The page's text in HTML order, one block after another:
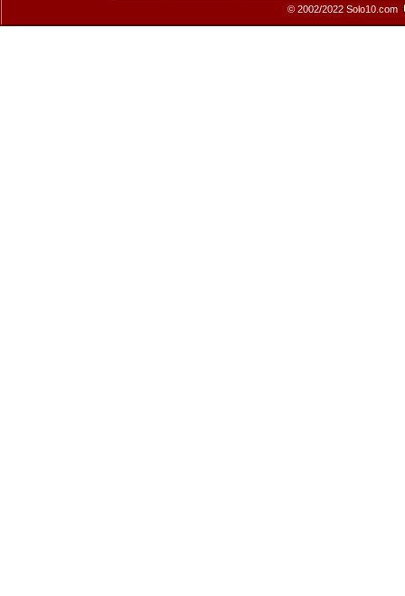
© 2002/2022 Solo10.com